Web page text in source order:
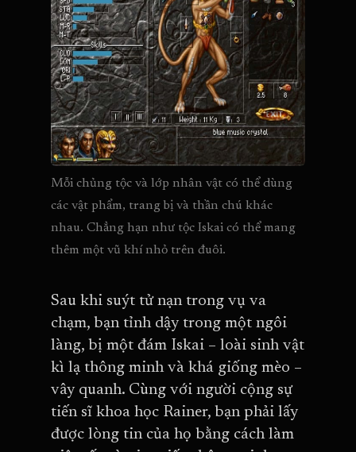
Mỗi chủng tộc và lớp nhân vật có thể dùng
các vật phẩm, trang bị và thần chú khác
nhau. Chẳng hạn như tộc Iskai có thể mang
thêm một vũ khí nhỏ trên đuôi.
Sau khi suýt tử nạn trong vụ va
chạm, bạn tỉnh dậy trong một ngôi
làng, bị một đám Iskai – loài sinh vật
kì lạ thông minh và khá giống mèo –
vây quanh. Cùng với người cộng sự
tiến sĩ khoa học Rainer, bạn phải lấy
được lòng tin của họ bằng cách làm